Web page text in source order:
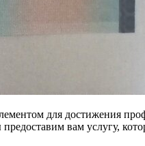
для достижения
вам услугу,